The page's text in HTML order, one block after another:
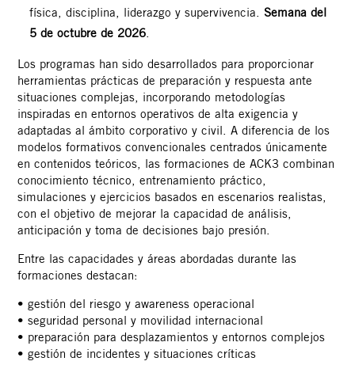
física, disciplina, liderazgo y supervivencia. Semana del
5 de octubre de 2026
Los programas han sido desarrollados para proporcionar
herramientas prácticas de preparación y respuesta ante
situaciones complejas, incorporando metodologías
inspiradas en entornos operativos de alta exigencia y
adaptadas al ámbito corporativo y civil. A diferencia de los
modelos formativos convencionales centrados únicamente
en contenidos teóricos, las formaciones de ACK3 combinan
conocimiento técnico, entrenamiento práctico,
simulaciones y ejercicios basados en escenarios realistas,
con el objetivo de mejorar la capacidad de análisis,
anticipación y toma de decisiones bajo presión.
Entre las capacidades y áreas abordadas durante las
formaciones destacan:
• gestión del riesgo y awareness operacional
• seguridad personal y movilidad internacional
• preparación para desplazamientos y entornos complejos
• gestión de incidentes y situaciones críticas